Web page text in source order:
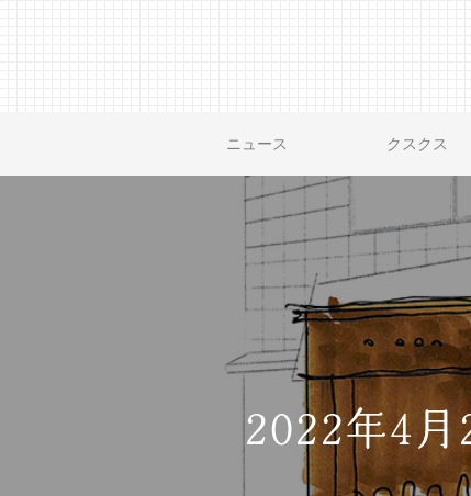
ニュース クスクス
2022年4